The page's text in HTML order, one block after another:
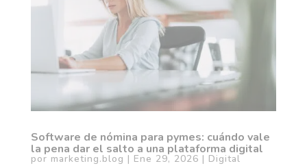
Software de nómina para pymes: cuándo vale
la pena dar el salto a una plataforma digital
por marketing.blog | Ene 29, 2026 | Digital